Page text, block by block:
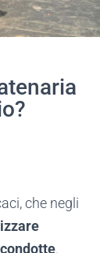
che negli
.